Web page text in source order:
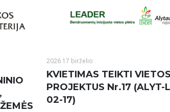
2026 17 birželio
KVIETIMAS TEIKTI VIETOS
PROJEKTUS Nr.17 (ALYT-
02-17)